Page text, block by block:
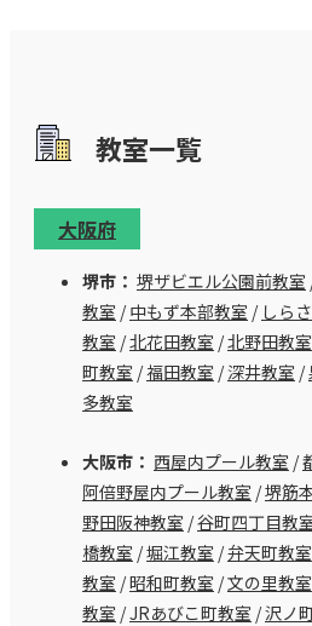
教室⼀覧
大阪府
堺市： 堺ザビエル公園前教室
教室 /中もず本部教室 / しら
教室 /北花田教室 /北野田教室
町教室 /福田教室 /深井教室 /
多教室
大阪市： 西屋内プール教室 /
阿倍野屋内プール教室 /堺筋
野田阪神教室 /谷町四丁目教
橋教室 /堀江教室 /弁天町教室
教室 /昭和町教室 /文の里教室
教室 /JRあびこ町教室 /沢ノ